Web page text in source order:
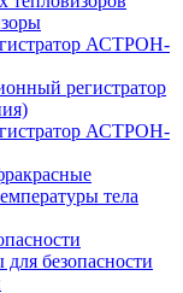
АСТРОН-
регистратор
АСТРОН-
тела
безопасности